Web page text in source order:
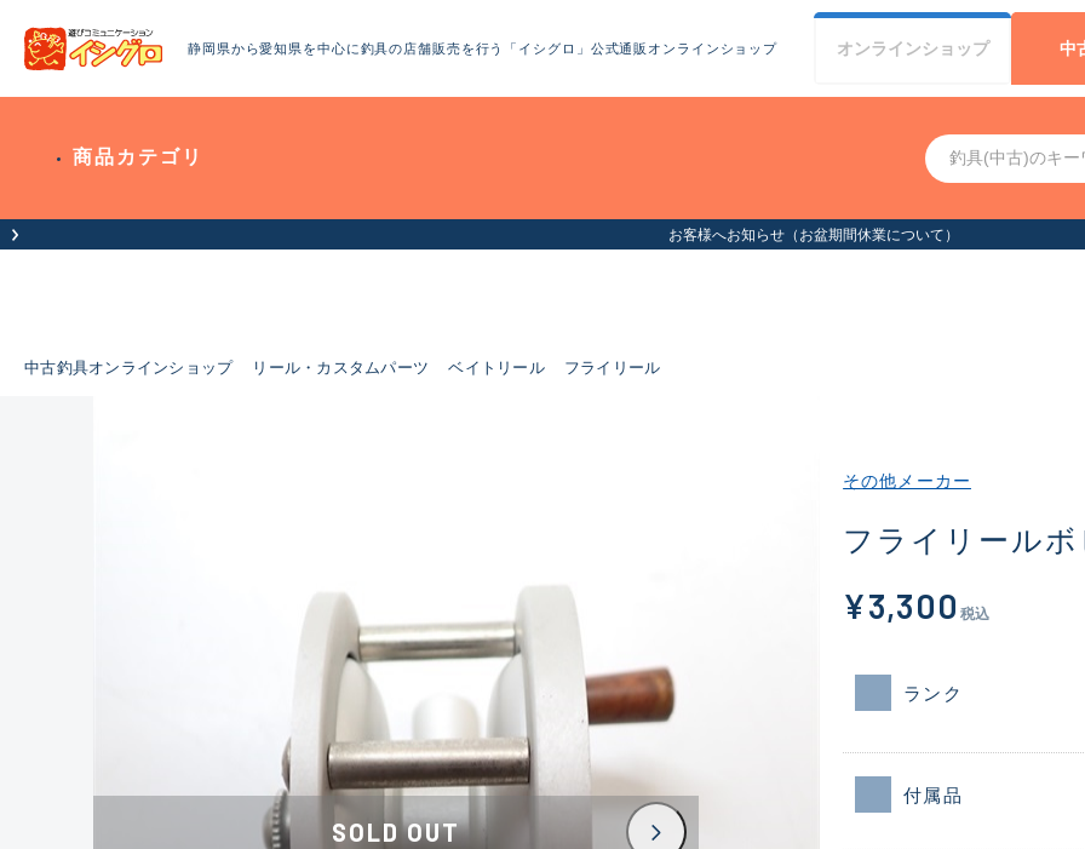
静岡県から愛知県を中心に釣具の店舗販売を行う「イシグロ」公式通販オンラインショップ オンラインショップ 中
商品カテゴリ
お客様へお知らせ（お盆期間休業について）
中古釣具オンラインショップ リール・カスタムパーツ ベイトリール フライリール
SOLD OUT
その他メーカー
フライリール
¥3,300 税込
ランク
付属品